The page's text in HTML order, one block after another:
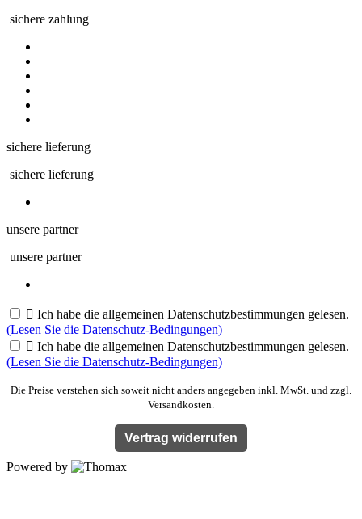
sichere zahlung
sichere lieferung
sichere lieferung
unsere partner
unsere partner
 Ich habe die allgemeinen Datenschutzbestimmungen gelesen.
(Lesen Sie die Datenschutz-Bedingungen)
 Ich habe die allgemeinen Datenschutzbestimmungen gelesen.
(Lesen Sie die Datenschutz-Bedingungen)
Die Preise verstehen sich soweit nicht anders angegeben inkl. MwSt. und zzgl.
Versandkosten.
Vertrag widerrufen
Powered by